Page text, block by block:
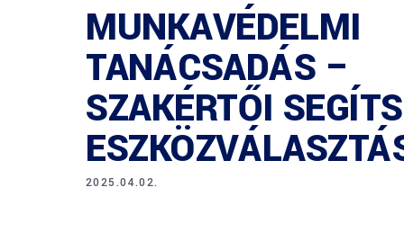
MUNKAVÉDELMI
TANÁCSADÁS –
SZAKÉRTŐI
2025.04.02.